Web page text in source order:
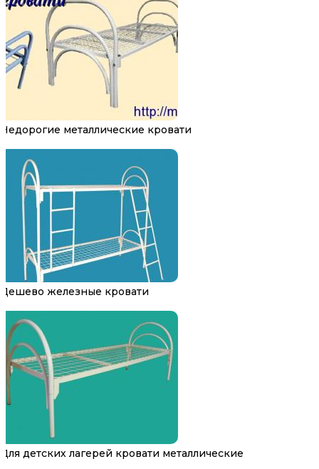
Недорогие металлические кровати
Дешево железные кровати
Для детских лагерей кровати металлические